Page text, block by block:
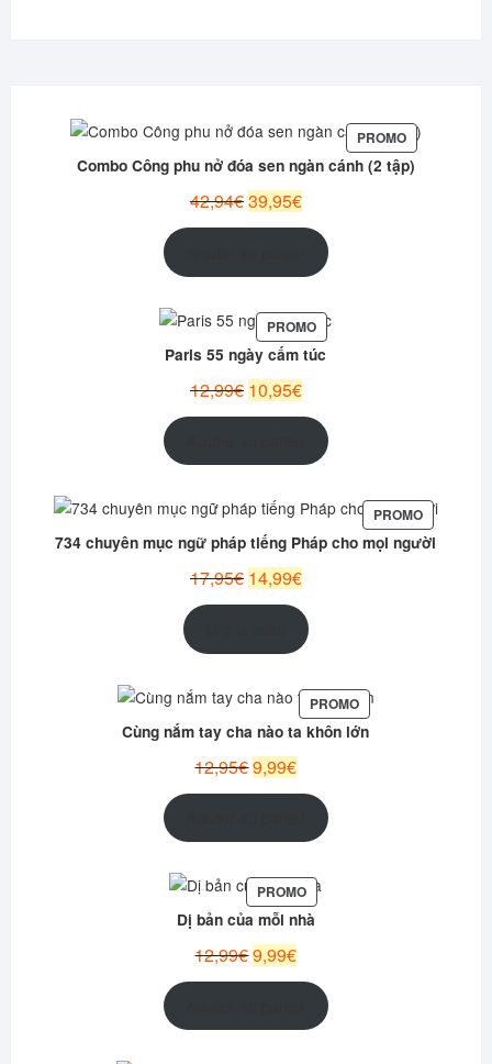
PROMOPRODUIT
EN
PROMOTION
Combo Công phu nở đóa sen ngàn cánh (2 tập)
42,94€ Le
prix
39,95€Le
prix
actuel
est :
PROMOPRODUIT
EN
PROMOTION
Paris 55 ngày cấm túc
12,99€ Le
10,95€Le
actuel
est :
PROMOPRODUIT
EN
734 chuyên mục ngữ pháp tiếng Pháp cho mọi người
17,95€ Le
prix
14,99€Le
actuel
est :
PROMOPRODUIT
EN
PROMOTION
Cùng nắm tay cha nào ta khôn lớn
12,95€Le
9,99€Le
actuel
est :
PROMOPRODUIT
EN
PROMOTION
Dị bản của mỗi nhà
12,99€Le
9,99€Le
actuel
est :